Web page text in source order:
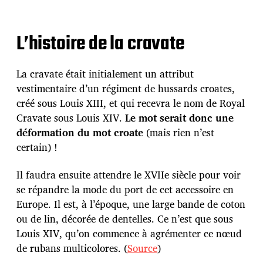
L’histoire de la cravate
La cravate était initialement un attribut
vestimentaire d’un régiment de hussards croates,
créé sous Louis XIII, et qui recevra le nom de Royal
Cravate sous Louis XIV. Le mot serait donc une
déformation du mot croate (mais rien n’est
certain) !
Il faudra ensuite attendre le XVIIe siècle pour voir
se répandre la mode du port de cet accessoire en
Europe. Il est, à l’époque, une large bande de coton
ou de lin, décorée de dentelles. Ce n’est que sous
Louis XIV, qu’on commence à agrémenter ce nœud
de rubans multicolores. (Source)